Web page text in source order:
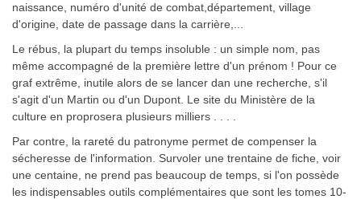
naissance, numéro d'unité de combat,département, village
d'origine, date de passage dans la carrière,...
Le rébus, la plupart du temps insoluble : un simple nom, pas
même accompagné de la première lettre d'un prénom ! Pour ce
graf extrême, inutile alors de se lancer dan une recherche, s'il
s'agit d'un Martin ou d'un Dupont. Le site du Ministère de la
culture en proprosera plusieurs milliers . . . .
Par contre, la rareté du patronyme permet de compenser la
sécheresse de l'information. Survoler une trentaine de fiche, voir
une centaine, ne prend pas beaucoup de temps, si l'on possède
les indispensables outils complémentaires que sont les tomes 10-